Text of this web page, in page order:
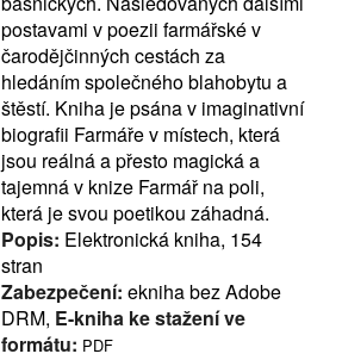
postavami v poezii farmářské v
čarodějčinných cestách za
hledáním společného blahobytu a
štěstí. Kniha je psána v imaginativní
biografii Farmáře v místech, která
jsou reálná a přesto magická a
tajemná v knize Farmář na poli,
která je svou poetikou záhadná.
Popis: Elektronická kniha, 154
stran
Zabezpečení: ekniha bez Adobe
DRM, E-kniha ke stažení ve
formátu: PDF